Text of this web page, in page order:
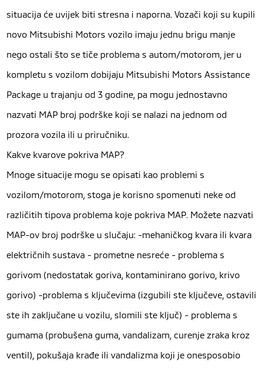
situacija će uvijek biti stresna i naporna. Vozači koji su kupili
novo Mitsubishi Motors vozilo imaju jednu brigu manje
nego ostali što se tiče problema s autom/motorom, jer u
kompletu s vozilom dobijaju Mitsubishi Motors Assistance
Package u trajanju od 3 godine, pa mogu jednostavno
nazvati MAP broj podrške koji se nalazi na jednom od
prozora vozila ili u priručniku.
Kakve kvarove pokriva MAP?
Mnoge situacije mogu se opisati kao problemi s
vozilom/motorom, stoga je korisno spomenuti neke od
različitih tipova problema koje pokriva MAP. Možete nazvati
MAP-ov broj podrške u slučaju: -mehaničkog kvara ili kvara
električnih sustava - prometne nesreće - problema s
gorivom (nedostatak goriva, kontaminirano gorivo, krivo
gorivo) -problema s ključevima (izgubili ste ključeve, ostavili
ste ih zaključane u vozilu, slomili ste ključ) - problema s
gumama (probušena guma, vandalizam, curenje zraka kroz
ventil), pokušaja krađe ili vandalizma koji je onesposobio